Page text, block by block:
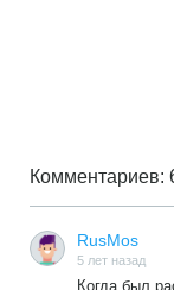
Комментариев:
RusMos
5 лет назад
Когда был